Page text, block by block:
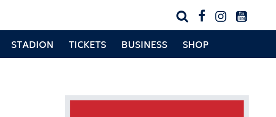
   
STADION TICKETS BUSINESS SHOP